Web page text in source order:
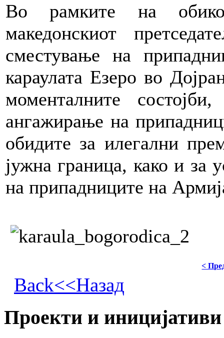
Во рамките на
македонскиот
сместување на
караулата Езеро во
моменталните
ангажирање на
обидите за илегални
јужна граница, како и за
на припадниците на
<
Back<<Назад
Проекти и иницијативи